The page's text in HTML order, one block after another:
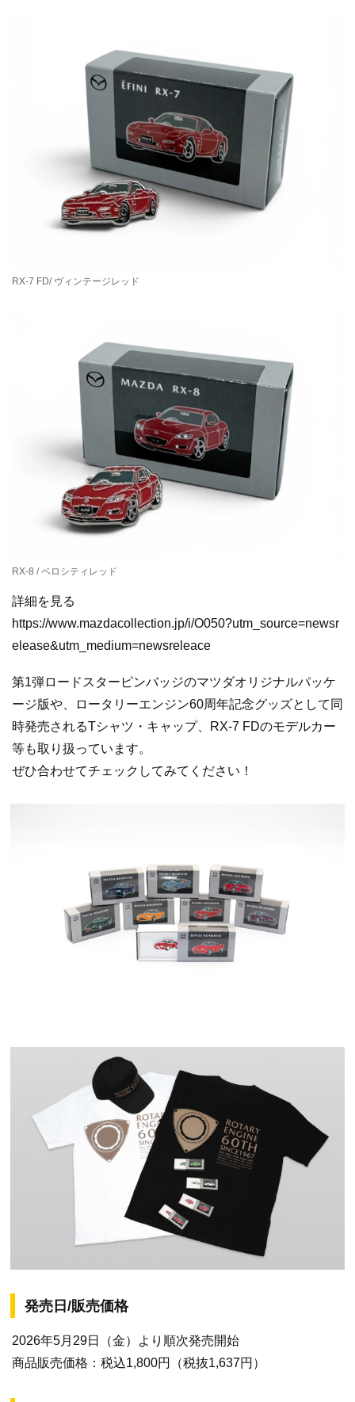
RX-7 FD/ ヴィンテージレッド
RX-8 / ベロシティレッド
詳細を見る
https://www.mazdacollection.jp/i/O050?utm_source=newsr
elease&utm_medium=newsreleace
第1弾ロードスターピンバッジのマツダオリジナルパッケ
ージ版や、ロータリーエンジン60周年記念グッズとして同
時発売されるTシャツ・キャップ、RX-7 FDのモデルカー
等も取り扱っています。
ぜひ合わせてチェックしてみてください！
発売日/販売価格
2026年5月29日（金）より順次発売開始
商品販売価格：税込1,800円（税抜1,637円）